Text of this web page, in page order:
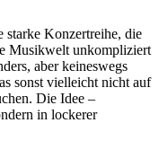
Konzertreihe, die
Musikwelt unkompliziert
aber keineswegs
sonst vielleicht nicht auf
Die Idee –
in lockerer